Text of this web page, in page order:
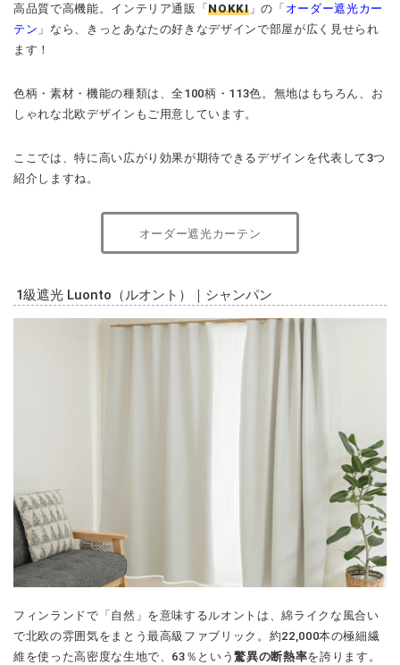
高品質で高機能。インテリア通販「NOKKI」の「 オーダー遮光カー
テン 」なら、きっとあなたの好きなデザインで部屋が広く見せられ
ます！
色柄・素材・機能の種類は、全100柄・113色。無地はもちろん、お
しゃれな北欧デザインもご用意しています。
ここでは、特に高い広がり効果が期待できるデザインを代表して3つ
紹介しますね。
オーダー遮光カーテン
1級遮光 Luonto（ルオント）｜シャンパン
フィンランドで「自然」を意味するルオントは、綿ライクな風合い
で北欧の雰囲気をまとう最高級ファブリック。約22,000本の極細繊
維を使った高密度な生地で、63％という驚異の断熱率を誇ります。